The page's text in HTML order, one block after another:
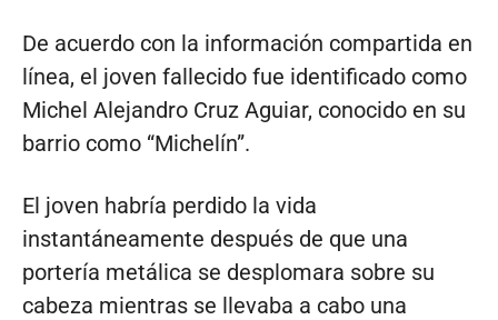
De acuerdo con la información compartida en
línea, el joven fallecido fue identificado como
Michel Alejandro Cruz Aguiar, conocido en su
barrio como “Michelín”.
El joven habría perdido la vida
instantáneamente después de que una
portería metálica se desplomara sobre su
cabeza mientras se llevaba a cabo una